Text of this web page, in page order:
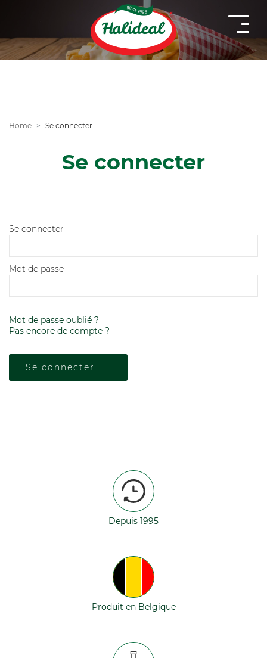
Home Se connecter
Se connecter
Se connecter
Mot de passe
Mot de passe oublié ?
Pas encore de compte ?
Depuis 1995
Produit en Belgique